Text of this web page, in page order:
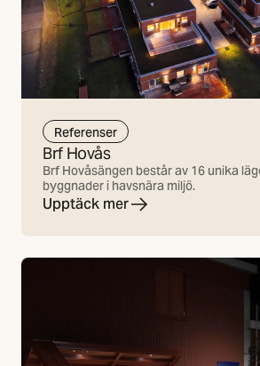
Referenser
Brf Hovås
Brf Hovåsängen består av 16 unika
byggnader i havsnära miljö.
Upptäck mer